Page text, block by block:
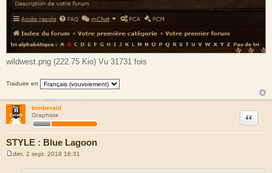
wildwest.png (222.75 Kio) Vu 31731 fois
Traduire en
tomberaid
Graphiste
STYLE : Blue Lagoon
Citation
dim. 2 sept. 2018 16:31